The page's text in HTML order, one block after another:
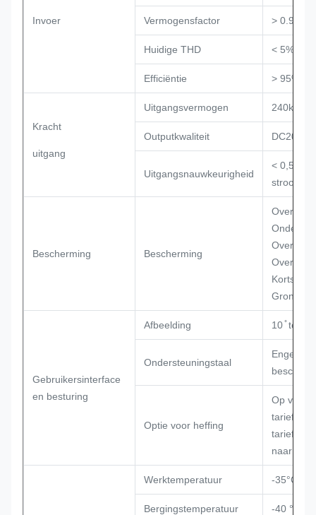
Invoer Vermogensfactor > 0.98
Huidige THD < 5%
Efficiëntie > 95%
Kracht
uitgang
Uitgangsvermogen 240kW
Outputkwaliteit DC200V-
Uitgangsnauwkeurigheid
< 0,5%
stroom)
Bescherming Bescherming
Grondfout
Gebruikersinterface
en besturing
Afbeelding 10
Ondersteuningstaal
Engels
Optie voor heffing
Op
tarief
naar
Werktemperatuur -35°C tot
Bergingstemperatuur -40 °C